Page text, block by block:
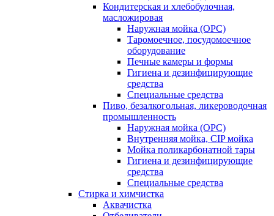
Кондитерская и хлебобулочная,
масложировая
Наружная мойка (ОРС)
Таромоечное, посудомоечное
оборудование
Печные камеры и формы
Гигиена и дезинфицирующие
средства
Специальные средства
Пиво, безалкогольная, ликероводочная
промышленность
Наружная мойка (ОРС)
Внутренняя мойка, CIP мойка
Мойка поликарбонатной тары
Гигиена и дезинфицирующие
средства
Специальные средства
Стирка и химчистка
Аквачистка